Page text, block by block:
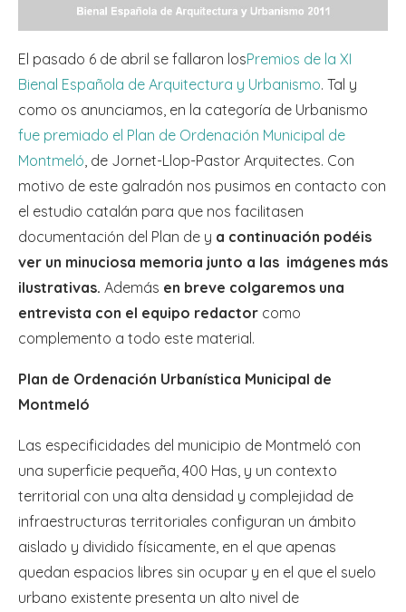
El pasado 6 de abril se fallaron losPremios de la XI
Bienal Española de Arquitectura y Urbanismo. Tal y
como os anunciamos, en la categoría de Urbanismo
fue premiado el Plan de Ordenación Municipal de
Montmeló, de Jornet-Llop-Pastor Arquitectes. Con
motivo de este galradón nos pusimos en contacto con
el estudio catalán para que nos facilitasen
documentación del Plan de y a continuación podéis
ver un minuciosa memoria junto a las imágenes más
ilustrativas. Además en breve colgaremos una
entrevista con el equipo redactor como
complemento a todo este material.
Plan de Ordenación Urbanística Municipal de
Montmeló
Las especificidades del municipio de Montmeló con
una superficie pequeña, 400 Has, y un contexto
territorial con una alta densidad y complejidad de
infraestructuras territoriales configuran un ámbito
aislado y dividido físicamente, en el que apenas
quedan espacios libres sin ocupar y en el que el suelo
urbano existente presenta un alto nivel de